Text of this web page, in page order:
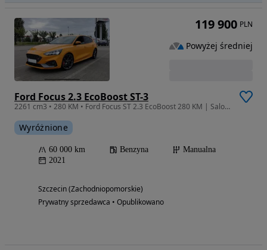
Ford Focus 2.3 EcoBoost ST-3
2261 cm3 • 280 KM • Ford Focus ST 2.3 EcoBoost 280 KM | Salon PL | ST3 -ASO
Wyróżnione
60 000 km Benzyna
Manualna
2021
Szczecin (Zachodniopomorskie)
Prywatny sprzedawca • Opublikowano
119 900 PLN
Powyżej średniej